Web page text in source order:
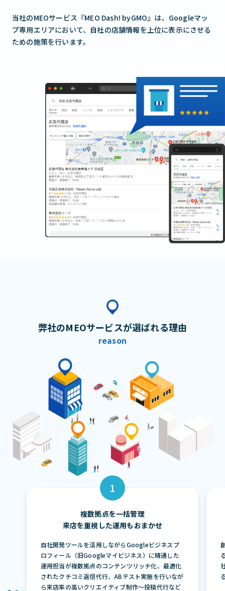
当社のMEOサービス『MEO Dash! byGMO』は、Googleマッ
プ専用エリアにおいて、自社の店舗情報を上位に表示にさせる
ための施策を行います。
弊社のMEOサービスが選ばれる理由
reason
複数拠点を一括管理
来店を重視した運用もおまかせ
自社開発ツールを活用しながらGoogleビジネスプ
ロフィール（旧Googleマイビジネス）に精通した
運用担当が複数拠点のコンテンツリッチ化、最適化
されたクチコミ返信代行、ABテスト実施を行いなが
ら来店率の高いクリエイティブ制作〜投稿代行など